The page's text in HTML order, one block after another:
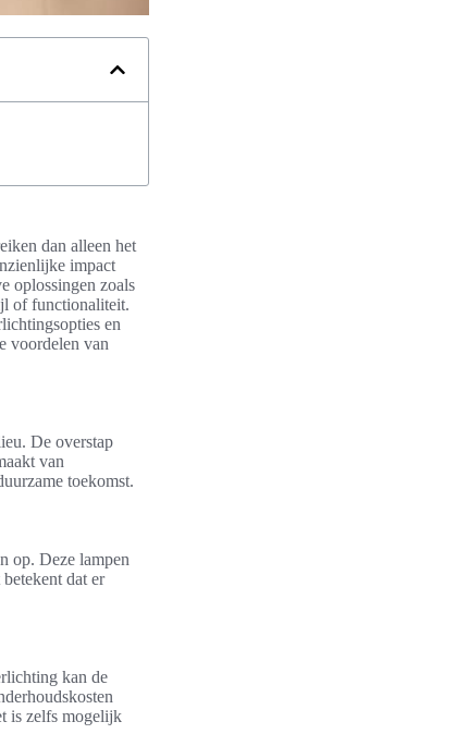
dan alleen het
impact
oplossingen zoals
of functionaliteit.
en
voordelen van
De overstap
van
toekomst.
op. Deze lampen
dat er
kan de
is zelfs mogelijk